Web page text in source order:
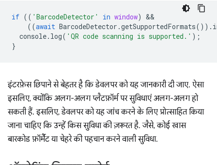
if (( 'BarcodeDetector' in window)
((await BarcodeDetector .getSupportedFormats()).
console. log( 'QR code scanning is supported.' );
}
इंटरफ़ेस छिपाने से बेहतर है कि डेवलपर को यह जानकारी दी जाए. ऐसा
इसलिए, क्योंकि अलग-अलग प्लैटफ़ॉर्म पर सुविधाएं अलग-अलग हो
सकती हैं. इसलिए, डेवलपर को यह जांच करने के लिए प्रोत्साहित किया
जाना चाहिए कि उन्हें किस सुविधा की ज़रूरत है. जैसे, कोई खास
बारकोड फ़ॉर्मैट या चेहरे की पहचान करने वाली सुविधा.